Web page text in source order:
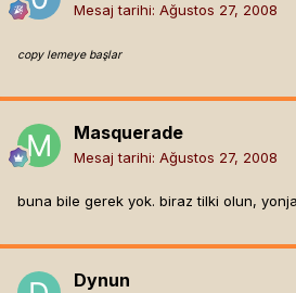
Mesaj tarihi: Ağustos 27, 2008
copy lemeye başlar
Masquerade
Mesaj tarihi: Ağustos 27, 2008
buna bile gerek yok. biraz tilki olun,
Dynun